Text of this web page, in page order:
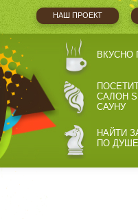
НАШ ПРОЕКТ
ВКУСНО
САЛОН
САУНУ
НАЙТИ
ПО ДУШЕ